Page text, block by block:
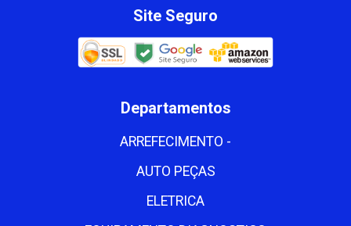
Site Seguro
Departamentos
ARREFECIMENTO -
AUTO PEÇAS
ELETRICA